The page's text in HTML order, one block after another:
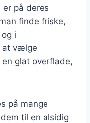
er på deres
finde friske,
i
at vælge
glat overflade,
på mange
til en alsidig